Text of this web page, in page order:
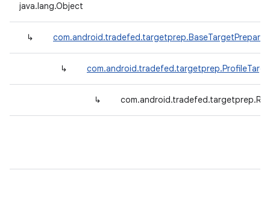
java.lang.Object
↳ com.android.tradefed.targetprep.BaseTargetPreparer
↳
↳